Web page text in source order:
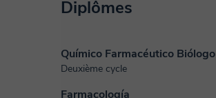
Diplômes
Químico Farmacéutico Biólogo
Deuxième cycle
Farmacología